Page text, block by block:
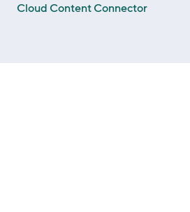
Cloud Content Connector